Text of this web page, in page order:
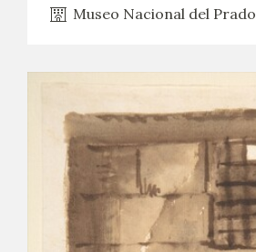
Museo Nacional del Prado